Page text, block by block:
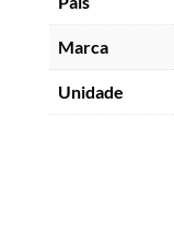
Marca
Unidade